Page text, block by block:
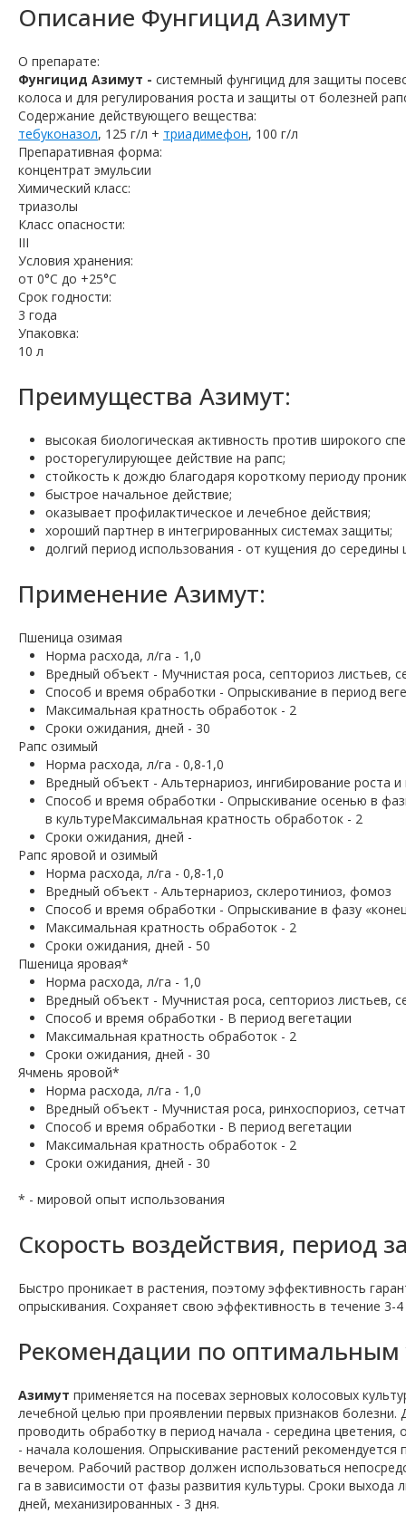
Описание Фунгицид Азимут
О препарате:
Фунгицид Азимут - системный фунгицид для защиты
колоса и для регулирования роста и защиты от болезней
Содержание действующего вещества:
тебуконазол, 125 г/л + триадимефон, 100 г/л
Препаративная форма:
концентрат эмульсии
Химический класс:
триазолы
Класс опасности:
ІІІ
Условия хранения:
от 0°С до +25°С
Срок годности:
3 года
Упаковка:
10 л
Преимущества Азимут:
высокая биологическая активность против широкого
росторегулирующее действие на рапс;
стойкость к дождю благодаря короткому периоду
быстрое начальное действие;
оказывает профилактическое и лечебное действия;
хороший партнер в интегрированных системах защиты;
долгий период использования - от кущения до середины
Применение Азимут:
Пшеница озимая
Норма расхода, л/га - 1,0
Вредный объект - Мучнистая роса, септориоз листьев,
Способ и время обработки - Опрыскивание в период
Максимальная кратность обработок - 2
Сроки ожидания, дней - 30
Рапс озимый
Норма расхода, л/га - 0,8-1,0
Вредный объект - Альтернариоз, ингибирование роста
Способ и время обработки - Опрыскивание осенью в
в культуреМаксимальная кратность обработок - 2
Сроки ожидания, дней -
Рапс яровой и озимый
Норма расхода, л/га - 0,8-1,0
Вредный объект - Альтернариоз, склеротиниоз, фомоз
Способ и время обработки - Опрыскивание в фазу
Максимальная кратность обработок - 2
Сроки ожидания, дней - 50
Пшеница яровая*
Норма расхода, л/га - 1,0
Вредный объект - Мучнистая роса, септориоз листьев,
Способ и время обработки - В период вегетации
Максимальная кратность обработок - 2
Сроки ожидания, дней - 30
Ячмень яровой*
Норма расхода, л/га - 1,0
Вредный объект - Мучнистая роса, ринхоспориоз,
Способ и время обработки - В период вегетации
Максимальная кратность обработок - 2
Сроки ожидания, дней - 30
* - мировой опыт использования
Скорость воздействия, период
Быстро проникает в растения, поэтому эффективность
опрыскивания. Сохраняет свою эффективность в течение 3-4
Рекомендации по
Азимут применяется на посевах зерновых колосовых
лечебной целью при проявлении первых признаков
проводить обработку в период начала - середина
- начала колошения. Опрыскивание растений
вечером. Рабочий раствор должен использоваться
га в зависимости от фазы развития культуры. Сроки
дней, механизированных - 3 дня.